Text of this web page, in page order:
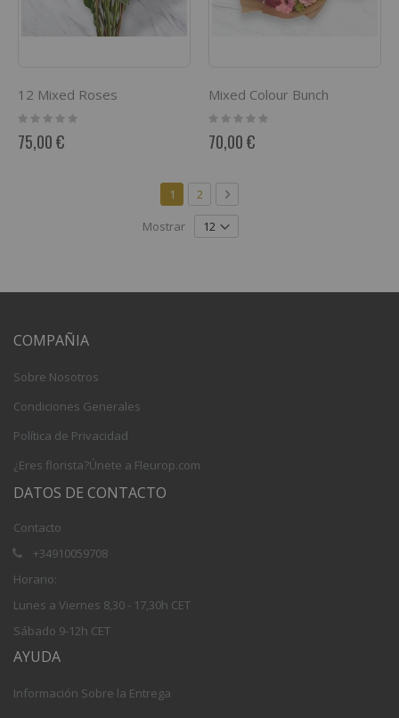
12 Mixed Roses
Rating:
0%
75,00 €
Mixed Colour Bunch
Rating:
0%
70,00 €
Página
Actualmente estás leyendo página
1 Página
2 Página
Siguiente
Mostrar
COMPAÑIA
Sobre Nosotros
Condiciones Generales
Política de Privacidad
¿Eres florista?Únete a Fleurop.com
DATOS DE CONTACTO
Contacto
+34910059708
Horario:
Lunes a Viernes 8,30 - 17,30h CET
Sábado 9-12h CET
AYUDA
Información Sobre la Entrega